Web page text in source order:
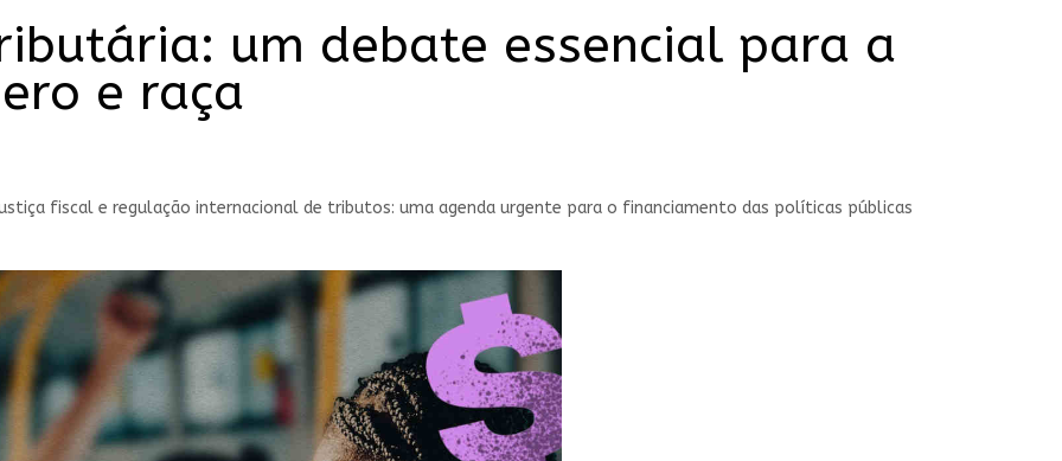
um debate essencial para a
e raça
fiscal e regulação internacional de tributos: uma agenda urgente para o financiamento das políticas públicas